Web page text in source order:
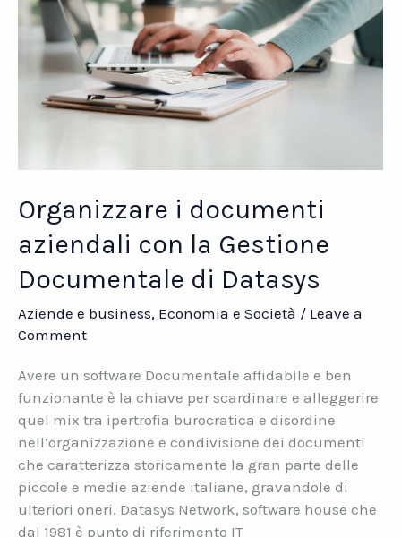
Organizzare i documenti
aziendali con la Gestione
Documentale di Datasys
Aziende e business, Economia e Società / Leave a
Comment
Avere un software Documentale affidabile e ben
funzionante è la chiave per scardinare e alleggerire
quel mix tra ipertrofia burocratica e disordine
nell’organizzazione e condivisione dei documenti
che caratterizza storicamente la gran parte delle
piccole e medie aziende italiane, gravandole di
ulteriori oneri. Datasys Network, software house che
dal 1981 è punto di riferimento IT